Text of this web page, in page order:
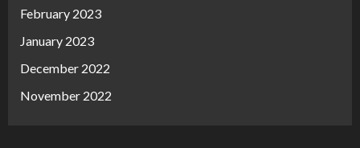
February 2023
January 2023
December 2022
November 2022